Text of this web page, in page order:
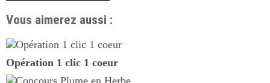
Vous aimerez aussi :
Opération 1 clic 1 coeur